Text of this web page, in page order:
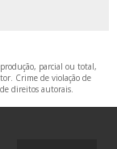
parcial ou total,
Crime de violação de
direitos autorais.